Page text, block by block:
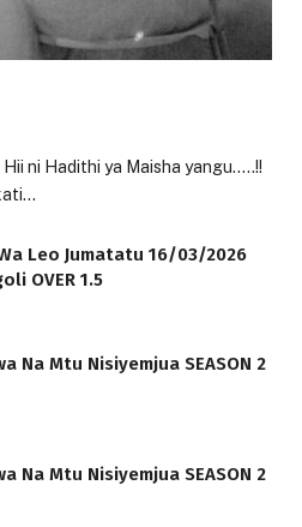
ni Hadithi ya Maisha yangu…..!!
Leo Jumatatu 16/03/2026
OVER 1.5
Na Mtu Nisiyemjua SEASON 2
Na Mtu Nisiyemjua SEASON 2